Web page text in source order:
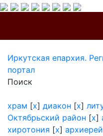
Иркутская епархия.
портал
Поиск
храм [x] диакон [x]
Октябрьский район [x]
хиротония [x]